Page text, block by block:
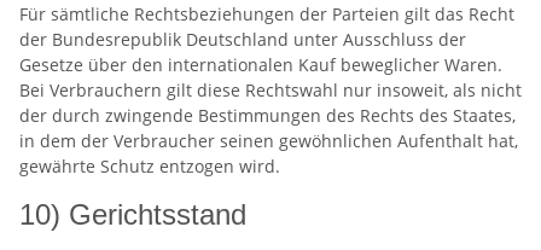
Für sämtliche Rechtsbeziehungen der Parteien gilt das Recht
der Bundesrepublik Deutschland unter Ausschluss der
Gesetze über den internationalen Kauf beweglicher Waren.
Bei Verbrauchern gilt diese Rechtswahl nur insoweit, als nicht
der durch zwingende Bestimmungen des Rechts des Staates,
in dem der Verbraucher seinen gewöhnlichen Aufenthalt hat,
gewährte Schutz entzogen wird.
10) Gerichtsstand